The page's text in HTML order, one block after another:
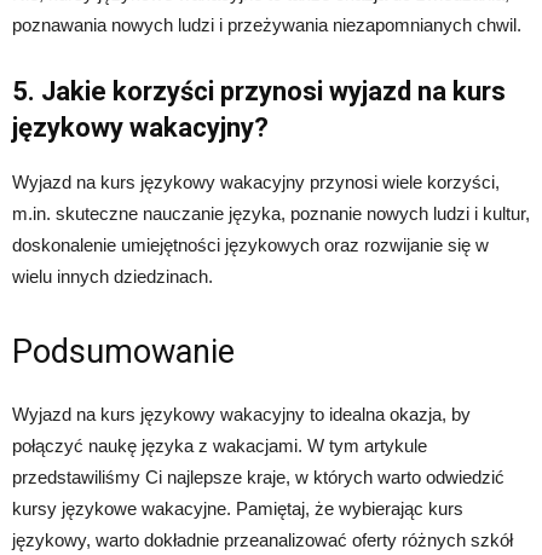
poznawania nowych ludzi i przeżywania niezapomnianych chwil.
5. Jakie korzyści przynosi wyjazd na kurs
językowy wakacyjny?
Wyjazd na kurs językowy wakacyjny przynosi wiele korzyści,
m.in. skuteczne nauczanie języka, poznanie nowych ludzi i kultur,
doskonalenie umiejętności językowych oraz rozwijanie się w
wielu innych dziedzinach.
Podsumowanie
Wyjazd na kurs językowy wakacyjny to idealna okazja, by
połączyć naukę języka z wakacjami. W tym artykule
przedstawiliśmy Ci najlepsze kraje, w których warto odwiedzić
kursy językowe wakacyjne. Pamiętaj, że wybierając kurs
językowy, warto dokładnie przeanalizować oferty różnych szkół